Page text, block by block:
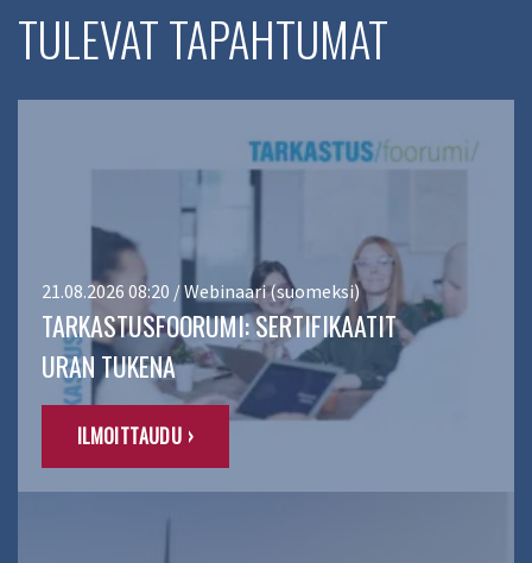
TULEVAT TAPAHTUMAT
21.08.2026 08:20 / Webinaari (suomeksi)
TARKASTUSFOORUMI: SERTIFIKAATIT
URAN TUKENA
ILMOITTAUDU ›